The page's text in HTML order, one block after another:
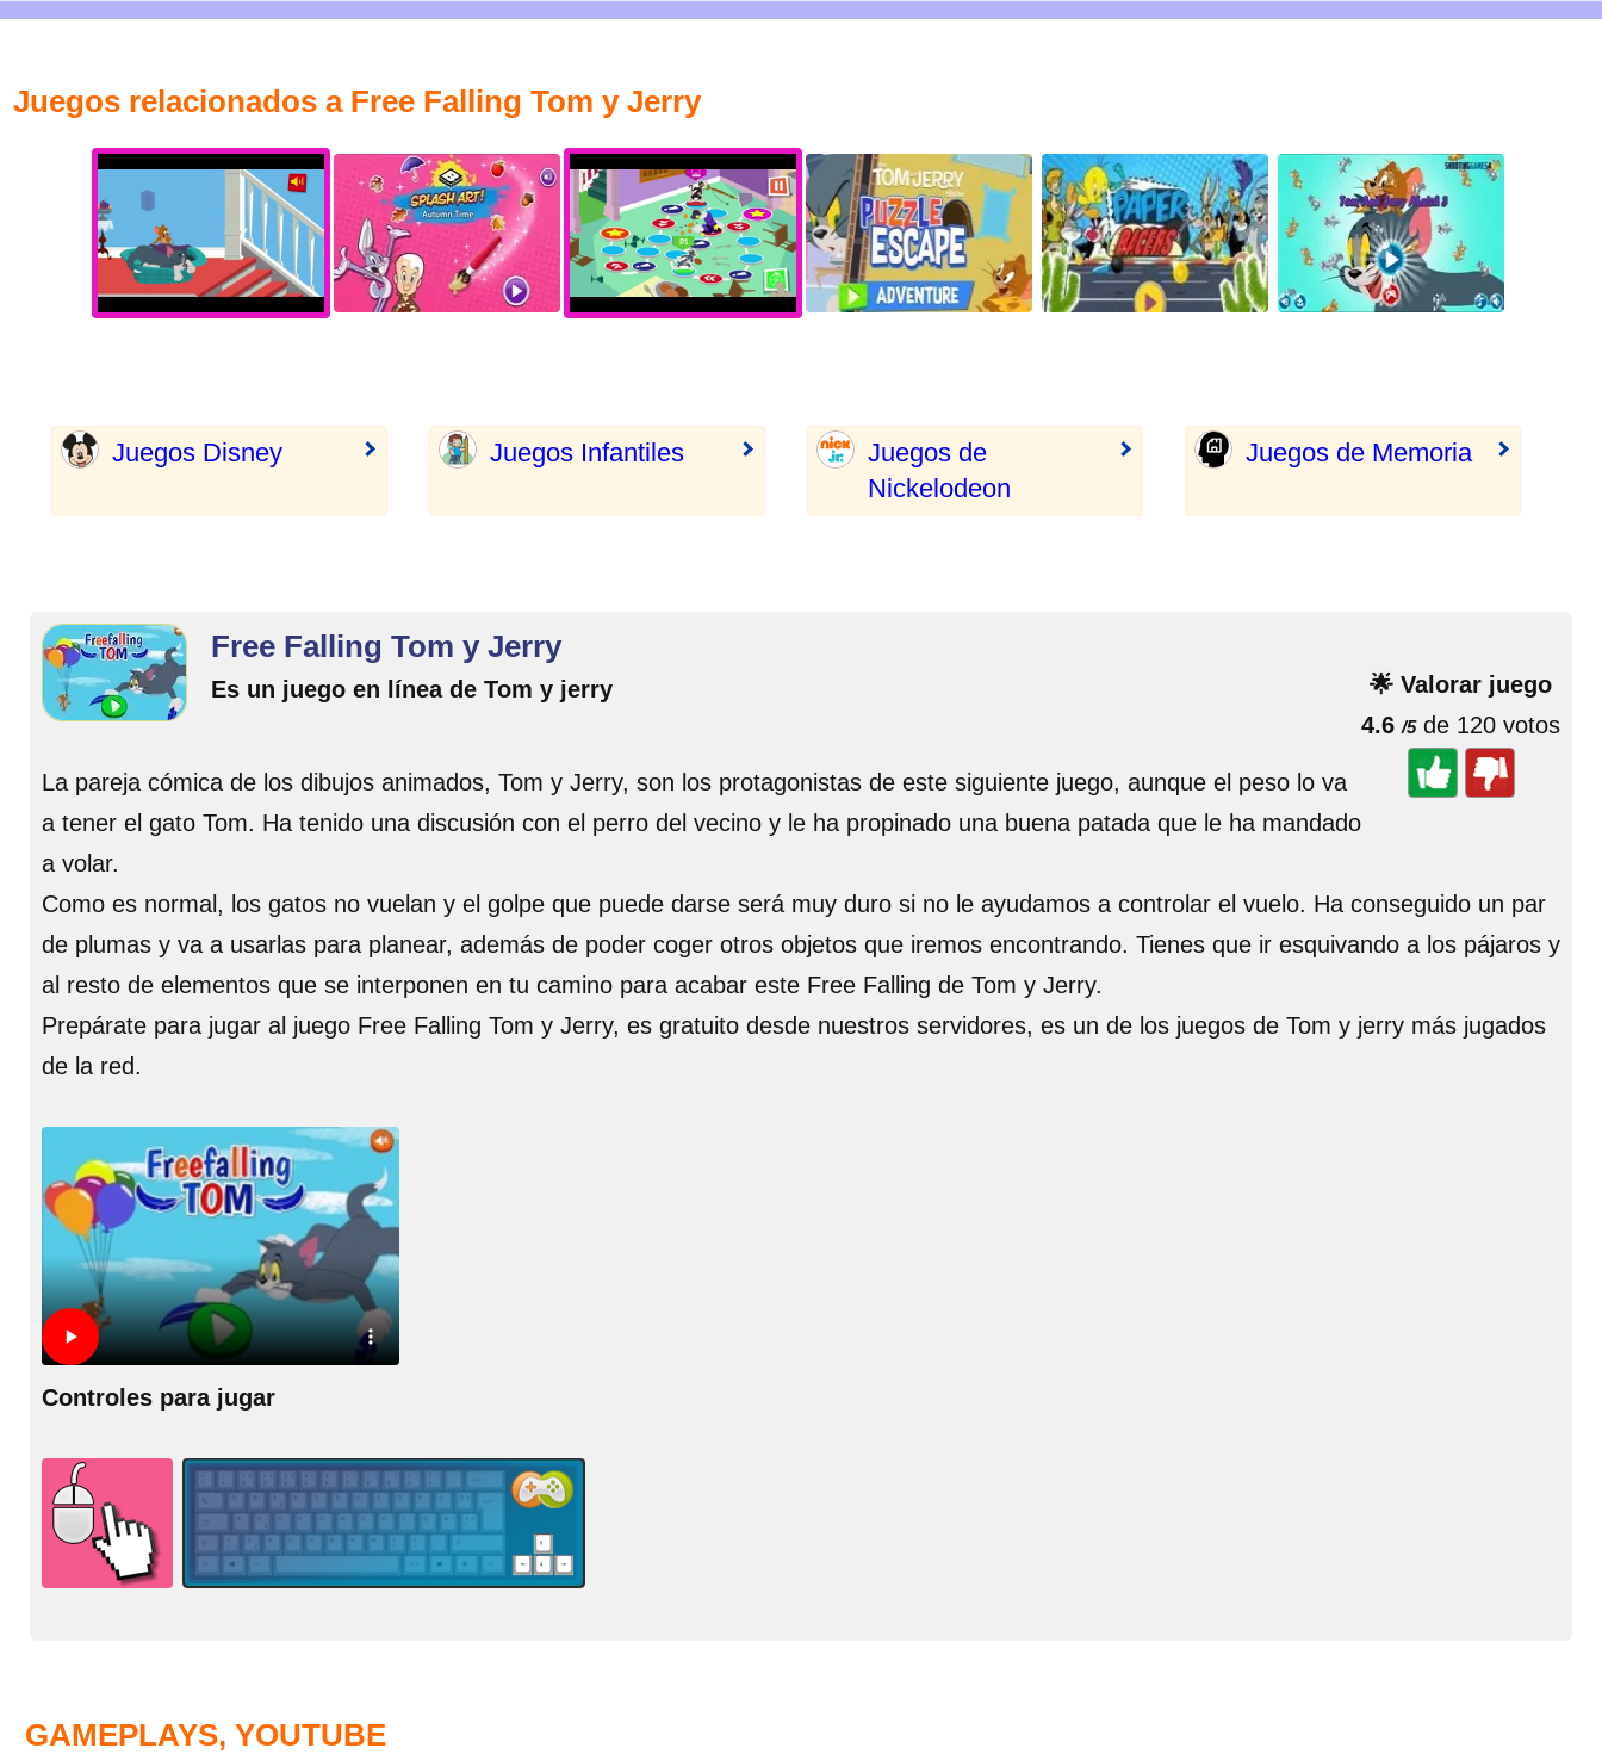
Juegos relacionados a Free Falling Tom y Jerry
Juegos Disney Juegos Infantiles
Juegos de
Nickelodeon
Juegos de Memoria
🌟 Valorar juego
4.6 /5de 120 votos
Free Falling Tom y Jerry
Es un juego en línea de Tom y jerry
La pareja cómica de los dibujos animados, Tom y Jerry, son los protagonistas de este siguiente juego, aunque el peso lo va
a tener el gato Tom. Ha tenido una discusión con el perro del vecino y le ha propinado una buena patada que le ha mandado
a volar.
Como es normal, los gatos no vuelan y el golpe que puede darse será muy duro si no le ayudamos a controlar el vuelo. Ha conseguido un par
de plumas y va a usarlas para planear, además de poder coger otros objetos que iremos encontrando. Tienes que ir esquivando a los pájaros y
al resto de elementos que se interponen en tu camino para acabar este Free Falling de Tom y Jerry.
Prepárate para jugar al juego Free Falling Tom y Jerry, es gratuito desde nuestros servidores, es un de los juegos de Tom y jerry más jugados
de la red.
Controles para jugar
GAMEPLAYS, YOUTUBE